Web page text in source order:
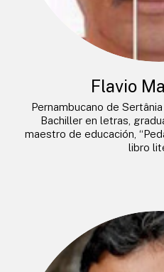
Flavio
Pernambucano de
Bachiller en letras,
maestro de educación,
libro